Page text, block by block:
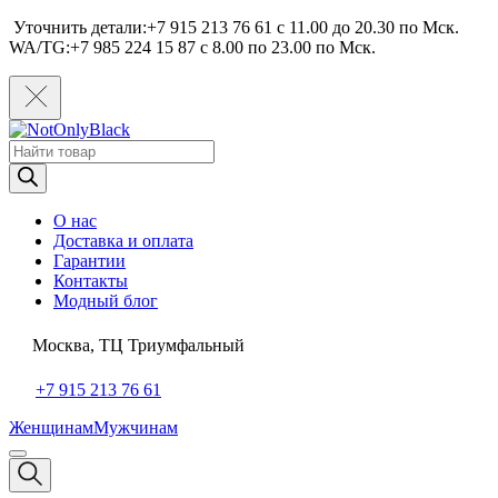
Уточнить детали:+7 915 213 76 61 c 11.00 до 20.30 по Мcк.
WA/TG:+7 985 224 15 87 c 8.00 по 23.00 по Мcк.
Поиск
товаров
О нас
Доставка и оплата
Гарантии
Контакты
Модный блог
Москва, ТЦ Триумфальный
+7 915 213 76 61
ЖенщинамМужчинам